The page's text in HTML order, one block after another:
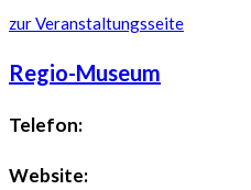
zur Veranstaltungsseite
Regio-Museum
Telefon:
Website: